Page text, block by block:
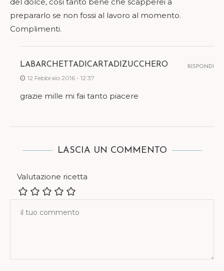
prepararlo se non fossi al lavoro al momento.
Complimenti.
LABARCHETTADICARTADIZUCCHERO
12 Febbraio 2016 - 12:37
grazie mille mi fai tanto piacere
RISPONDI
LASCIA UN COMMENTO
Valutazione ricetta